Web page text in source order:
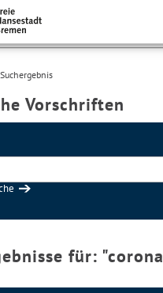
Suchergebnis
Vorschriften
für: "corona